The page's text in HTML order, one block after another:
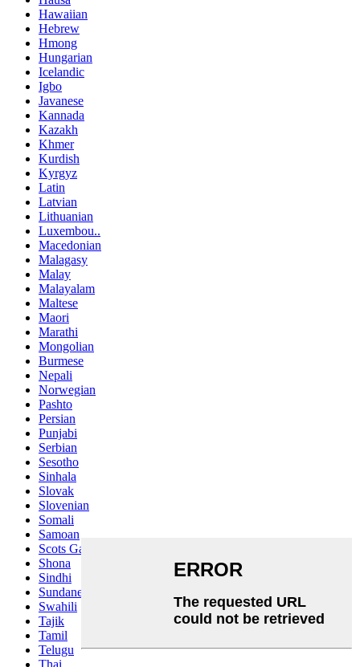
Hawaiian
Hebrew
Hmong
Hungarian
Icelandic
Igbo
Javanese
Kannada
Kazakh
Khmer
Kurdish
Kyrgyz
Latin
Latvian
Lithuanian
Luxembou..
Macedonian
Malagasy
Malay
Malayalam
Maltese
Maori
Marathi
Mongolian
Burmese
Nepali
Norwegian
Pashto
Persian
Punjabi
Serbian
Sesotho
Sinhala
Slovak
Slovenian
Somali
Samoan
Scots Gaelic
Shona
Sindhi
Sundanese
Swahili
Tajik
Tamil
Telugu
Thai